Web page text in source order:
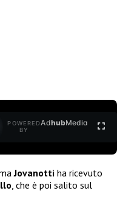
POWERED
BY
AdhubMedia
Jovanotti ha ricevuto
, che è poi salito sul